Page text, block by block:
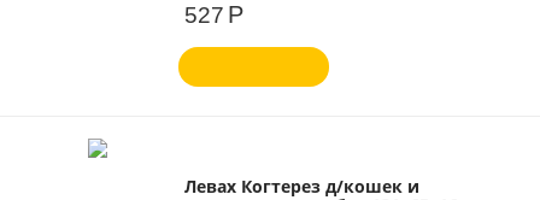
527 Р
Левах Когтерез д/кошек и